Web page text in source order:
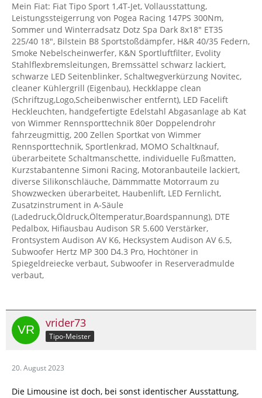
Mein Fiat: Fiat Tipo Sport 1,4T-Jet, Vollausstattung,
Leistungssteigerrung von Pogea Racing 147PS 300Nm,
Sommer und Winterradsatz Dotz Spa Dark 8x18" ET35
225/40 18", Bilstein B8 Sportstoßdämpfer, H&R 40/35 Federn,
Smoke Nebelscheinwerfer, K&N Sportluftfilter, Evolity
Stahlflexbremsleitungen, Bremssättel schwarz lackiert,
schwarze LED Seitenblinker, Schaltwegverkürzung Novitec,
cleaner Kühlergrill (Eigenbau), Heckklappe clean
(Schriftzug,Logo,Scheibenwischer entfernt), LED Facelift
Heckleuchten, handgefertigte Edelstahl Abgasanlage ab Kat
von Wimmer Rennsporttechnik 80er Doppelendrohr
fahrzeugmittig, 200 Zellen Sportkat von Wimmer
Rennsporttechnik, Sportlenkrad, MOMO Schaltknauf,
überarbeitete Schaltmanschette, individuelle Fußmatten,
Kurzstabantenne Simoni Racing, Motoranbauteile lackiert,
diverse Silikonschläuche, Dämmmatte Motorraum zu
Showzwecken überarbeitet, Haubenlift, LED Fernlicht,
Zusatzinstrument in A-Säule
(Ladedruck,Öldruck,Öltemperatur,Boardspannung), DTE
Pedalbox, Hifiausbau Audison SR 5.600 Verstärker,
Frontsystem Audison AV K6, Hecksystem Audison AV 6.5,
Subwoofer Hertz MP 300 D4.3 Pro, Hochtöner in
Spiegeldreiecke verbaut, Subwoofer in Reserveradmulde
verbaut,
vrider73
Tipo-Meister
20. August 2023
Die Limousine ist doch, bei sonst identischer Ausstattung,